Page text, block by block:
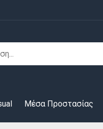
Μέσα Προστασίας